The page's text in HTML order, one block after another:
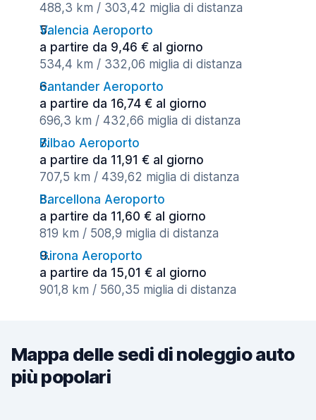
488,3 km / 303,42 miglia di distanza
Valencia Aeroporto
a partire da 9,46 € al giorno
534,4 km / 332,06 miglia di distanza
Santander Aeroporto
a partire da 16,74 € al giorno
696,3 km / 432,66 miglia di distanza
Bilbao Aeroporto
a partire da 11,91 € al giorno
707,5 km / 439,62 miglia di distanza
Barcellona Aeroporto
a partire da 11,60 € al giorno
819 km / 508,9 miglia di distanza
Girona Aeroporto
a partire da 15,01 € al giorno
901,8 km / 560,35 miglia di distanza
Mappa delle sedi di noleggio auto
più popolari